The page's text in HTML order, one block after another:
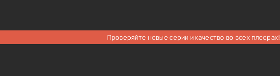
Проверяйте новые серии и качество во всех плеерах!